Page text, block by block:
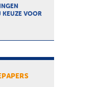
KEUZE VOOR